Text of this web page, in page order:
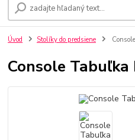
Úvod Stolíky do predsiene
Console